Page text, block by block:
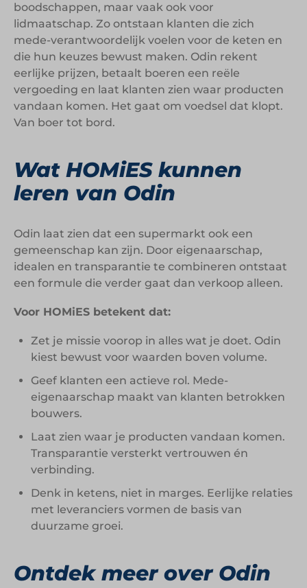
boodschappen, maar vaak ook voor
lidmaatschap. Zo ontstaan klanten die zich
mede-verantwoordelijk voelen voor de keten en
die hun keuzes bewust maken. Odin rekent
eerlijke prijzen, betaalt boeren een reële
vergoeding en laat klanten zien waar producten
vandaan komen. Het gaat om voedsel dat klopt.
Van boer tot bord.
Wat HOMiES kunnen
leren van Odin
Odin laat zien dat een supermarkt ook een
gemeenschap kan zijn. Door eigenaarschap,
idealen en transparantie te combineren ontstaat
een formule die verder gaat dan verkoop alleen.
Voor HOMiES betekent dat:
Zet je missie voorop in alles wat je doet. Odin
kiest bewust voor waarden boven volume.
Geef klanten een actieve rol. Mede-
eigenaarschap maakt van klanten betrokken
bouwers.
Laat zien waar je producten vandaan komen.
Transparantie versterkt vertrouwen én
verbinding.
Denk in ketens, niet in marges. Eerlijke relaties
met leveranciers vormen de basis van
duurzame groei.
Ontdek meer over Odin